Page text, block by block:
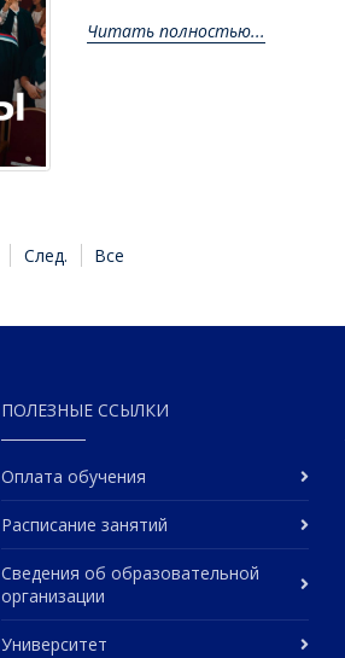
Читать полностью...
След. Все
ПОЛЕЗНЫЕ ССЫЛКИ
Оплата обучения
Расписание занятий
Сведения об образовательной
организации
Университет